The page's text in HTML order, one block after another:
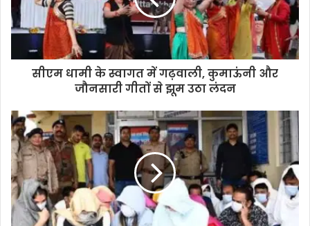
सीएम धामी के स्वागत में गढ़वाली, कुमाऊंनी और
जौनसारी गीतों से झूम उठा लंदन